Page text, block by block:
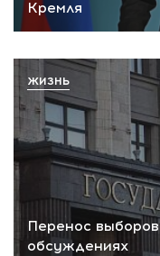
Кремля
Перенос
обсуждениях
ЖИЗНЬ